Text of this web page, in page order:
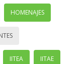
HOMENAJES
IITEA IITAE